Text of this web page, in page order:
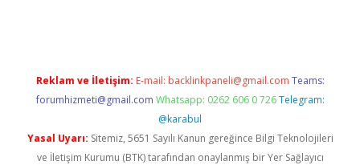
Reklam ve İletişim: E-mail: backlinkpaneli@gmail.com Teams:
forumhizmeti@gmail.com Whatsapp: 0262 606 0 726 Telegram:
@karabul
Yasal Uyarı: Sitemiz, 5651 Sayılı Kanun gereğince Bilgi Teknolojileri
ve İletişim Kurumu (BTK) tarafından onaylanmış bir Yer Sağlayıcı